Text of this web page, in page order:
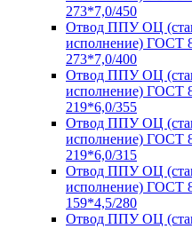
273*7,0/450
Отвод ППУ ОЦ
исполнение) ГОСТ
273*7,0/400
Отвод ППУ ОЦ
исполнение) ГОСТ
219*6,0/355
Отвод ППУ ОЦ
исполнение) ГОСТ
219*6,0/315
Отвод ППУ ОЦ
исполнение) ГОСТ
159*4,5/280
Отвод ППУ ОЦ